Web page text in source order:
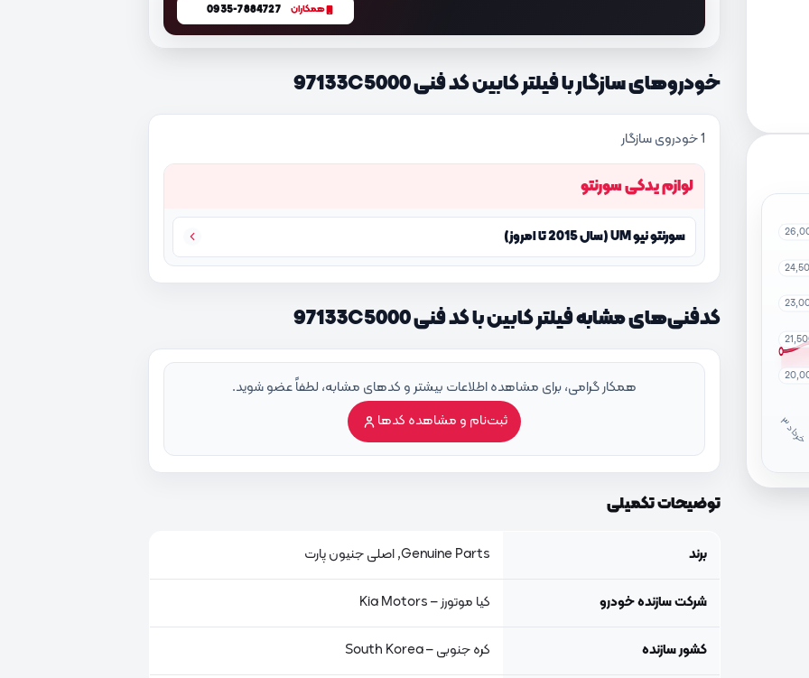
خ
ر
داد
۳
همکاران 0935-7884727
خودروهای سازگار با فیلتر کابین کد فنی 97133C5000
1 خودروی سازگار
لوازم یدکی سورنتو
سورنتو نیو UM (سال 2015 تا امروز)
کدفنی‌های مشابه فیلتر کابین با کد فنی 97133C5000
همکار گرامی، برای مشاهده اطلاعات بیشتر و کدهای مشابه، لطفاً عضو شوید.
ثبت‌نام و مشاهده کدها
توضیحات تکمیلی
برند Genuine Parts, اصلی جنیون پارت
شرکت سازنده خودرو کیا موتورز – Kia Motors
کشور سازنده کره جنوبی – South Korea